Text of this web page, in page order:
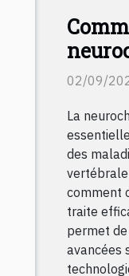
elle
02/09/
La
des
comment
traite
permet
avancées